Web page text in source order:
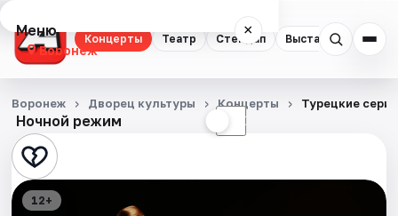
Концерты Театр Стендап Выставки
Меню ×
Воронеж
Концерты
Театр
Стендап
Ночной режим ☾
Воронеж Дворец культуры Концерты Турецкие
12+